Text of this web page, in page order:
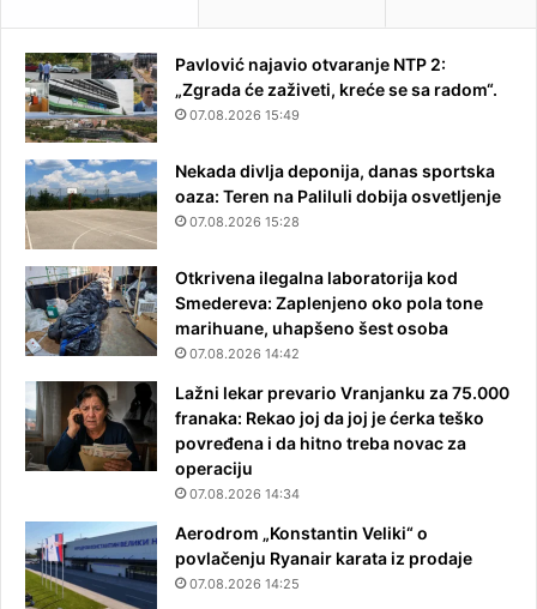
Pavlović najavio otvaranje NTP 2:
„Zgrada će zaživeti, kreće se sa radom“.
07.08.2026 15:49
Nekada divlja deponija, danas sportska
oaza: Teren na Paliluli dobija osvetljenje
07.08.2026 15:28
Otkrivena ilegalna laboratorija kod
Smedereva: Zaplenjeno oko pola tone
marihuane, uhapšeno šest osoba
07.08.2026 14:42
Lažni lekar prevario Vranjanku za 75.000
franaka: Rekao joj da joj je ćerka teško
povređena i da hitno treba novac za
operaciju
07.08.2026 14:34
Aerodrom „Konstantin Veliki“ o
povlačenju Ryanair karata iz prodaje
07.08.2026 14:25